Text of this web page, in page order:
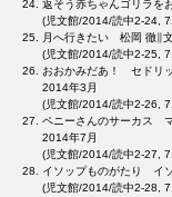
返そう赤ちゃんゴリラ
(児文館/2014/読中2-24,
月へ行きたい 松岡 徹∥
(児文館/2014/読中2-25,
おおかみだあ！ セドリ
2014年3月
(児文館/2014/読中2-26,
ペニーさんのサーカス
2014年7月
(児文館/2014/読中2-27,
イソップものがたり イ
(児文館/2014/読中2-28,